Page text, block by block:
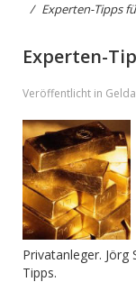
Experten-Tipps
Experten-
Veröffentlicht in
Privatanleger.
Tipps.